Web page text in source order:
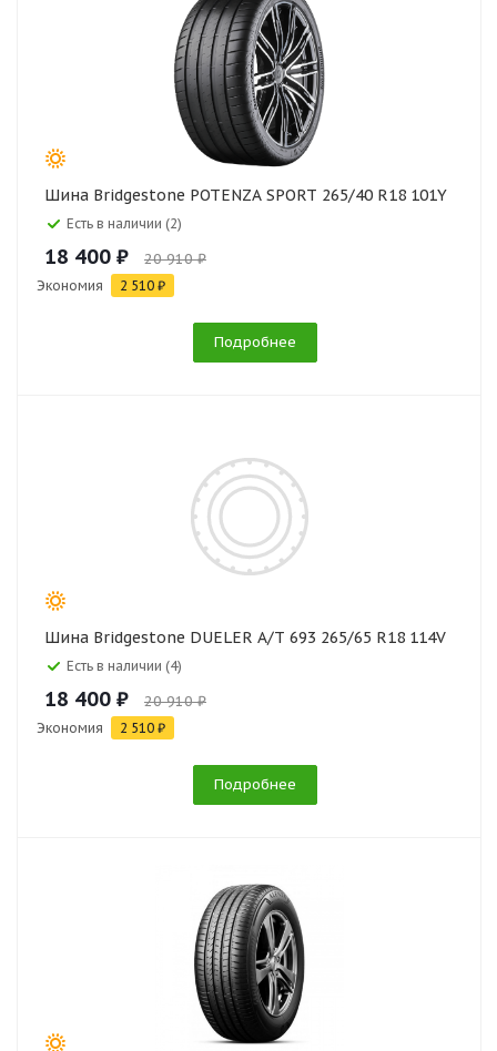
Шина Bridgestone POTENZA SPORT 265/40 R18 101Y
Есть в наличии (2)
18 400 ₽ 20 910 ₽
Экономия 2 510 ₽
Подробнее
Шина Bridgestone DUELER A/T 693 265/65 R18 114V
Есть в наличии (4)
18 400 ₽ 20 910 ₽
Экономия 2 510 ₽
Подробнее